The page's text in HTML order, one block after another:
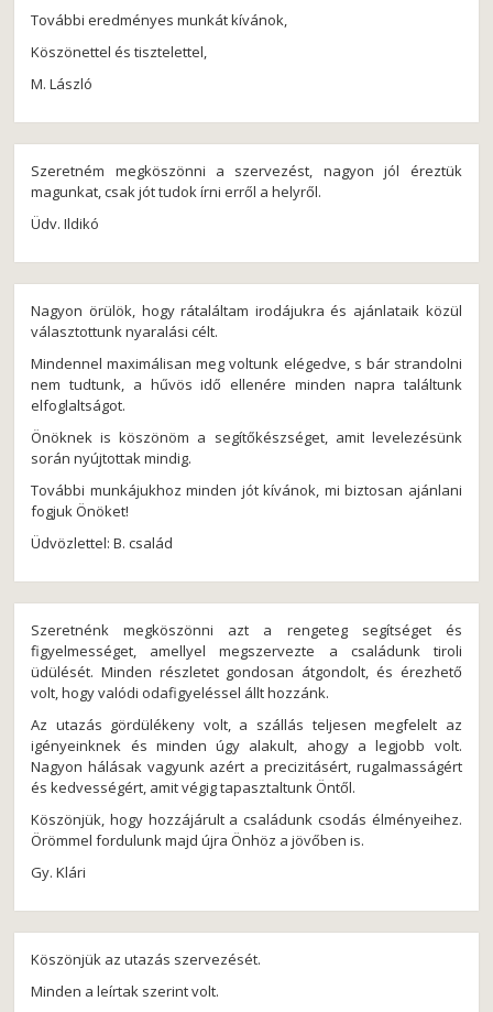
További eredményes munkát kívánok,
Köszönettel és tisztelettel,
M. László
Szeretném megköszönni a szervezést, nagyon jól éreztük
magunkat, csak jót tudok írni erről a helyről.
Üdv. Ildikó
Nagyon örülök, hogy rátaláltam irodájukra és ajánlataik közül
választottunk nyaralási célt.
Mindennel maximálisan meg voltunk elégedve, s bár strandolni
nem tudtunk, a hűvös idő ellenére minden napra találtunk
elfoglaltságot.
Önöknek is köszönöm a segítőkészséget, amit levelezésünk
során nyújtottak mindig.
További munkájukhoz minden jót kívánok, mi biztosan ajánlani
fogjuk Önöket!
Üdvözlettel: B. család
Szeretnénk megköszönni azt a rengeteg segítséget és
figyelmességet, amellyel megszervezte a családunk tiroli
üdülését. Minden részletet gondosan átgondolt, és érezhető
volt, hogy valódi odafigyeléssel állt hozzánk.
Az utazás gördülékeny volt, a szállás teljesen megfelelt az
igényeinknek és minden úgy alakult, ahogy a legjobb volt.
Nagyon hálásak vagyunk azért a precizitásért, rugalmasságért
és kedvességért, amit végig tapasztaltunk Öntől.
Köszönjük, hogy hozzájárult a családunk csodás élményeihez.
Örömmel fordulunk majd újra Önhöz a jövőben is.
Gy. Klári
Köszönjük az utazás szervezését.
Minden a leírtak szerint volt.